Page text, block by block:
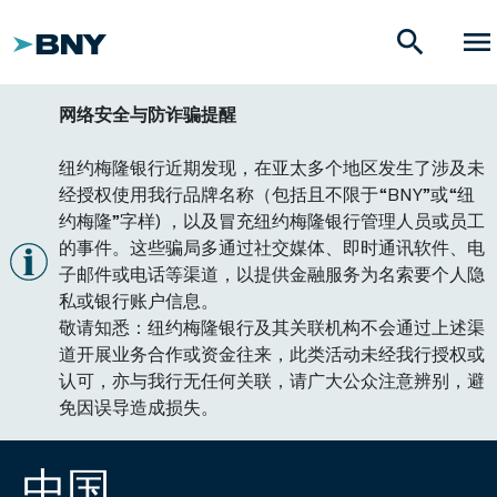
menu
search
网络安全与防诈骗提醒
纽约梅隆银行近期发现，在亚太多个地区发生了涉及未
经授权使用我行品牌名称（包括且不限于“BNY”或“纽
约梅隆”字样) ，以及冒充纽约梅隆银行管理人员或员工
的事件。这些骗局多通过社交媒体、即时通讯软件、电
子邮件或电话等渠道，以提供金融服务为名索要个人隐
私或银行账户信息。
敬请知悉：纽约梅隆银行及其关联机构不会通过上述渠
道开展业务合作或资金往来，此类活动未经我行授权或
认可，亦与我行无任何关联，请广大公众注意辨别，避
免因误导造成损失。